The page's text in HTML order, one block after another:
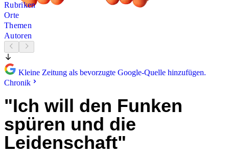
Rubriken
Orte
Themen
Autoren
Kleine Zeitung als bevorzugte Google-Quelle hinzufügen.
Chronik
"Ich will den Funken
spüren und die
Leidenschaft"